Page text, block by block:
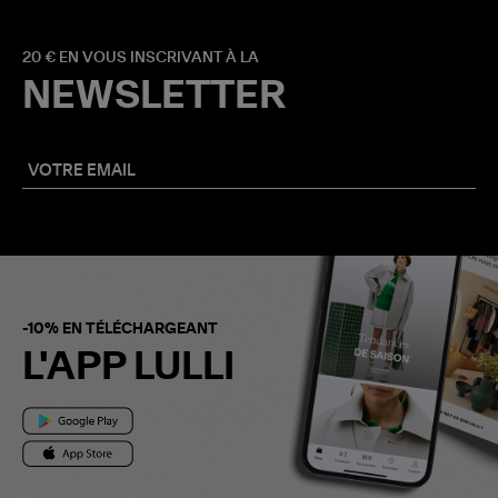
20 € EN VOUS INSCRIVANT À LA
NEWSLETTER
-10% EN TÉLÉCHARGEANT
L'APP LULLI